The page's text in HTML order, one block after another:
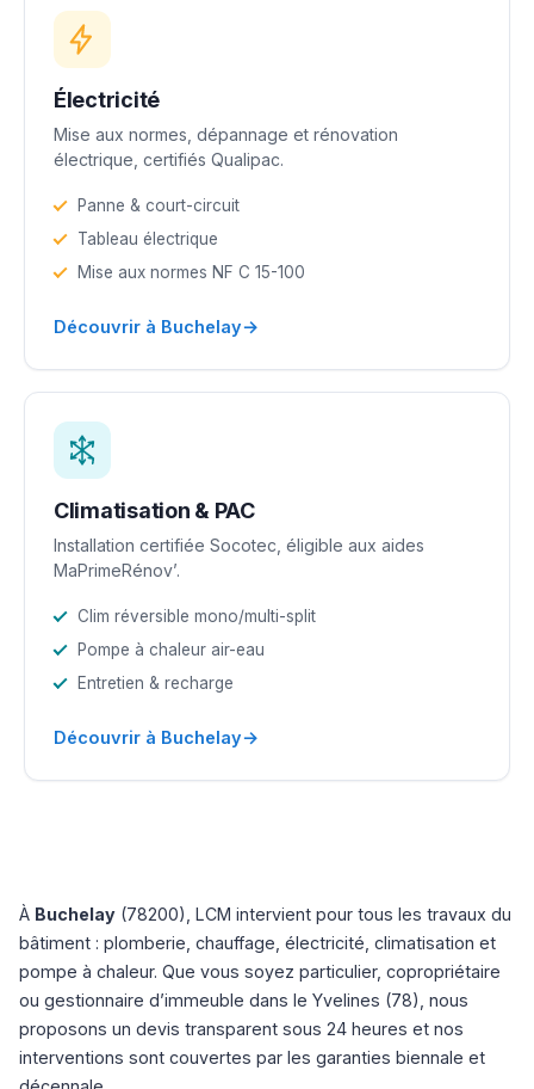
Électricité
Mise aux normes, dépannage et rénovation
électrique, certifiés Qualipac.
Panne & court-circuit
Tableau électrique
Mise aux normes NF C 15-100
Découvrir à Buchelay→
Climatisation & PAC
Installation certifiée Socotec, éligible aux aides
MaPrimeRénov’.
Clim réversible mono/multi-split
Pompe à chaleur air-eau
Entretien & recharge
Découvrir à Buchelay→
À Buchelay (78200), LCM intervient pour tous les travaux du
bâtiment : plomberie, chauffage, électricité, climatisation et
pompe à chaleur. Que vous soyez particulier, copropriétaire
ou gestionnaire d’immeuble dans le Yvelines (78), nous
proposons un devis transparent sous 24 heures et nos
interventions sont couvertes par les garanties biennale et